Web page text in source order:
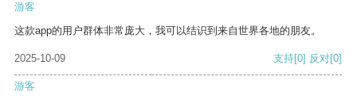
游客
这款app的用户群体非常庞大，我可以结识到来自世界各地的朋友。
2025-10-09 支持[0] 反对[0]
游客